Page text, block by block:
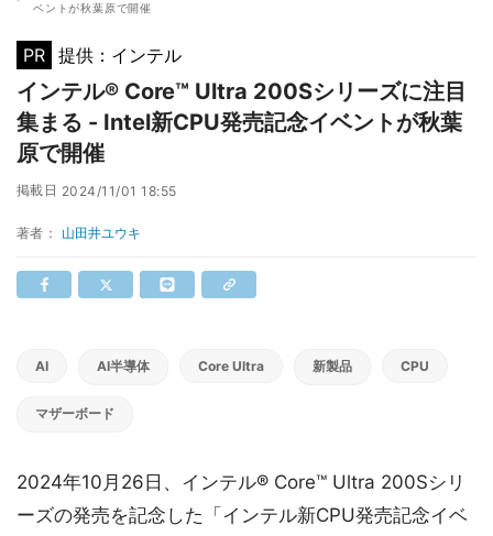
ベントが秋葉原で開催
PR 提供：インテル
インテル® Core™ Ultra 200Sシリーズに注目
集まる - Intel新CPU発売記念イベントが秋葉
原で開催
掲載日 2024/11/01 18:55
著者： 山田井ユウキ
AI AI半導体 Core Ultra 新製品 CPU
マザーボード
2024年10月26日、インテル® Core™ Ultra 200Sシリ
ーズの発売を記念した「インテル新CPU発売記念イベ